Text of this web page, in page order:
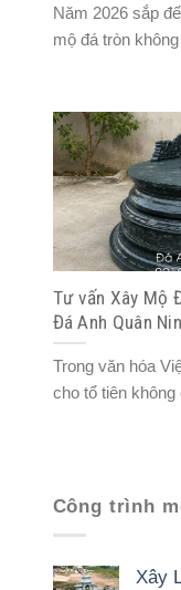
Năm 2026 sắp
mộ đá tròn
Tư vấn Xây Mộ
Đá Anh Quân
Trong văn hóa
cho tổ tiên không
Công trình
Xây